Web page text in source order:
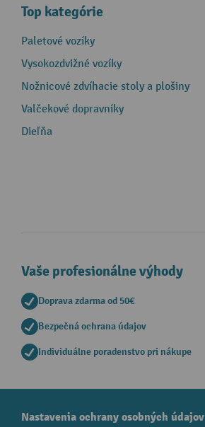
Top kategórie
Paletové vozíky
Vysokozdvižné vozíky
Nožnicové zdvíhacie stoly a plošiny
Valčekové dopravníky
Dieľňa
Vaše profesionálne výhody
Doprava zdarma od 50€
Bezpečná ochrana údajov
Individuálne poradenstvo pri nákupe
Nastavenia ochrany osobných údajov